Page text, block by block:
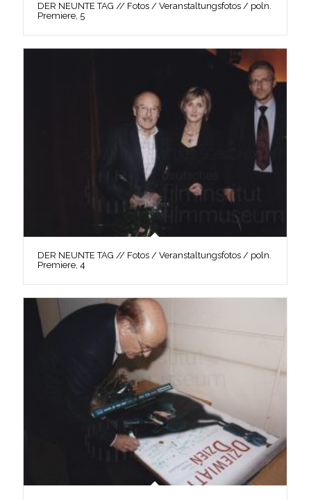
DER NEUNTE TAG // Fotos / Veranstaltungsfotos / poln.
Premiere, 5
DER NEUNTE TAG // Fotos / Veranstaltungsfotos / poln.
Premiere, 4